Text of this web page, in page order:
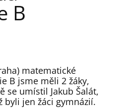
B
matematické
B jsme měli 2 žáky,
se umístil Jakub Šalát,
byli jen žáci gymnázií.